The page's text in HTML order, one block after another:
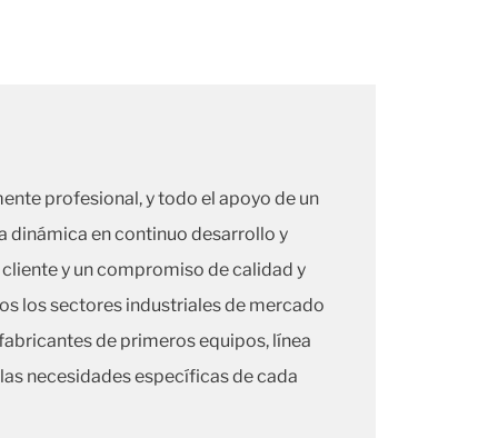
profesional, y todo el apoyo de un
dinámica en continuo desarrollo y
y un compromiso de calidad y
los sectores industriales de mercado
de primeros equipos, línea
necesidades específicas de cada